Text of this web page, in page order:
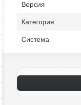
Версия
Категория
Система